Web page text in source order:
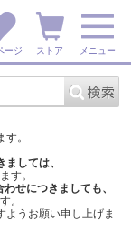
ージ ストア メニュー
。
しては、
す。
わせにつきましても、
。
ようお願い申し上げま